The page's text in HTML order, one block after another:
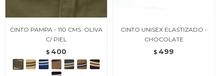
CINTO PAMPA - 110 CMS. OLIVA
C/ PIEL
$ 400
CINTO UNISEX ELASTIZADO -
CHOCOLATE
$ 499